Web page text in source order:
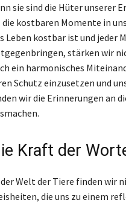
sie sind die Hüter unserer
die kostbaren Momente in
Leben kostbar ist und jeder
stärken wir
ein harmonisches
Schutz einzusetzen und
wir die Erinnerungen an
Kraft der
Welt der Tiere finden wir
die uns zu einem